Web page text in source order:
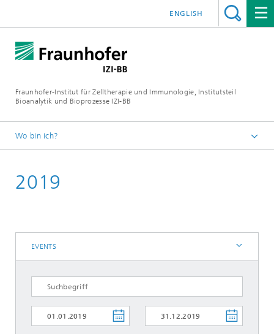
Fraunhofer-Institut für Zelltherapie und Immunologie, Institutsteil
Bioanalytik und Bioprozesse IZI-BB
ENGLISH
Wo bin ich?
2019
EVENTS